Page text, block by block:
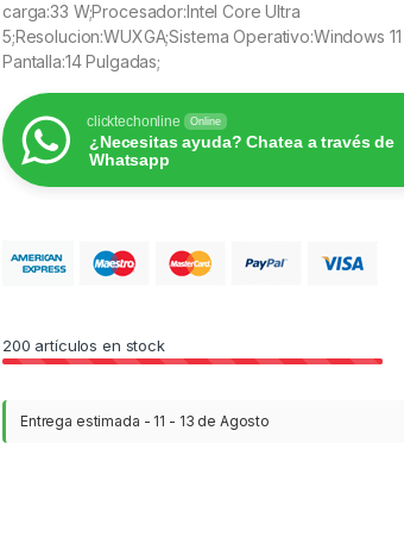
carga:33 W;Procesador:Intel Core Ultra
5;Resolucion:WUXGA;Sistema Operativo:Windows
Pantalla:14 Pulgadas;
clicktechonline Online
¿Necesitas ayuda? Chatea a través de
Whatsapp
200 artículos en stock
Entrega estimada - 11 - 13 de Agosto